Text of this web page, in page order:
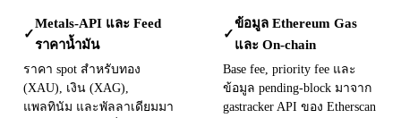
✓
Metals-API และ Feed
ราคาน้ำมัน
ราคา spot สำหรับทอง
(XAU), เงิน (XAG),
แพลทินัม และพัลลาเดียมมา
✓
ข้อมูล Ethereum Gas
และ On-chain
Base fee, priority fee และ
ข้อมูล pending-block มาจาก
gastracker API ของ Etherscan